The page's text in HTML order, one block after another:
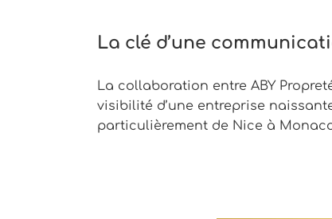
La clé d’une
La collaboration entre ABY
visibilité d’une entreprise
particulièrement de Nice à